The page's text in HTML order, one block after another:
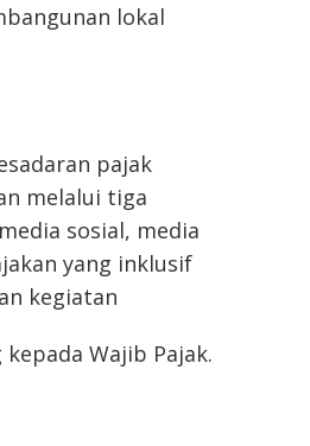
lokal
pajak
melalui tiga
sosial, media
yang inklusif
kegiatan
Wajib Pajak.